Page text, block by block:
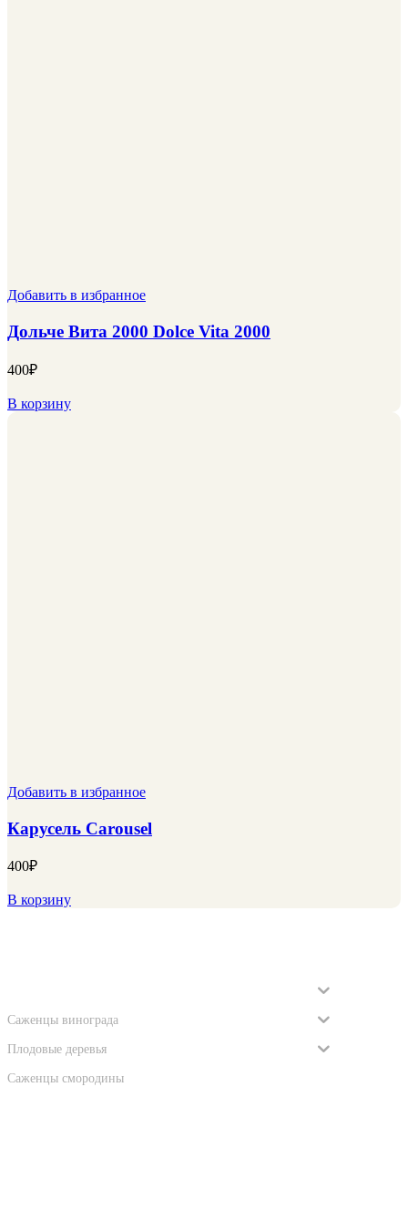
Добавить в избранное
Дольче Вита 2000 Dolce Vita 2000
400₽
В корзину
Добавить в избранное
Карусель Carousel
400₽
В корзину
Саженцы винограда
Плодовые деревья
Саженцы смородины